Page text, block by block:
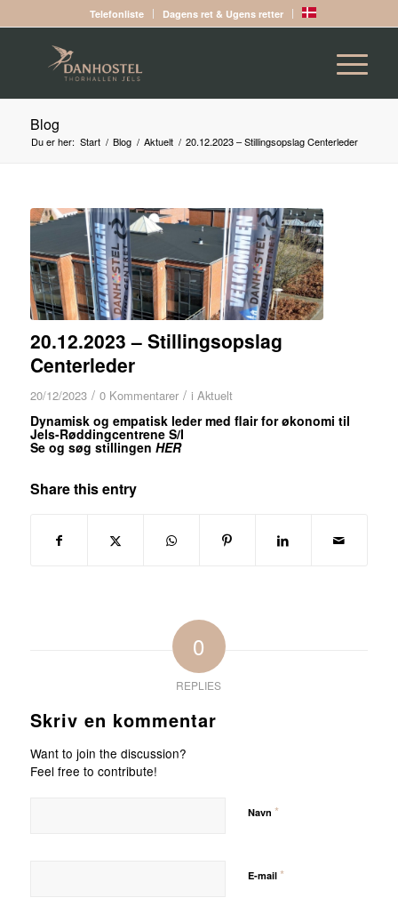
Telefonliste Dagens ret & Ugens retter
Blog
Du er her: Start / Blog / Aktuelt / 20.12.2023 – Stillingsopslag Centerleder
20.12.2023 – Stillingsopslag
Centerleder
20/12/2023 / 0 Kommentarer / i Aktuelt
Dynamisk og empatisk leder med flair for økonomi til
Jels-Røddingcentrene S/I
Se og søg stillingen HER
Share this entry
0
REPLIES
Skriv en kommentar
Want to join the discussion?
Feel free to contribute!
Navn *
E-mail *